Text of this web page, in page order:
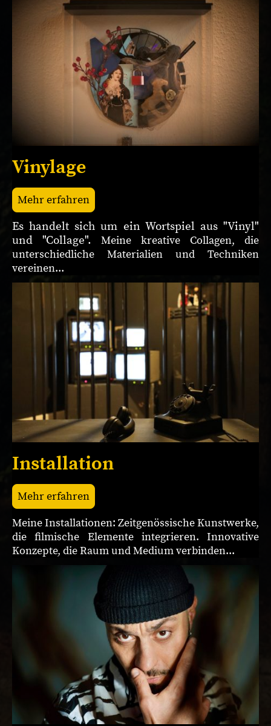
Vinylage
Es handelt sich um ein Wortspiel aus "Vinyl"
und "Collage". Meine kreative Collagen, die
unterschiedliche Materialien und Techniken
vereinen...
Mehr erfahren
Installation
Meine Installationen: Zeitgenössische Kunstwerke,
die filmische Elemente integrieren. Innovative
Konzepte, die Raum und Medium verbinden...
Mehr erfahren